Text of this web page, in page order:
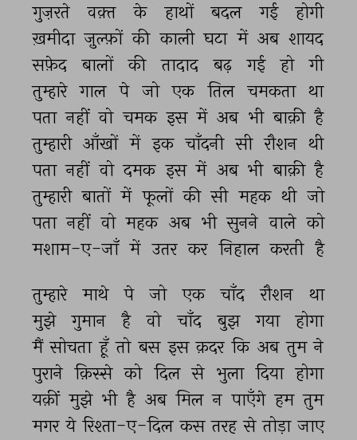
गुज़रते
वक़्त के हाथों बदल गई
होगी
ख़मीदा ज़ुल्फ़ों की काली घटा में अब शायद
सफ़ेद
बालों की तादाद बढ़ गई हो
गी
तुम्हारे गाल पे जो एक तिल चमकता था
पता नहीं वो चमक इस में अब भी बाक़ी है
तुम्हारी आँखों में इक चाँदनी सी रौशन थी
पता नहीं वो दमक इस में अब भी बाक़ी है
तुम्हारी बातों में फूलों की सी महक थी जो
पता नहीं वो महक अब भी सुनने वाले को
मशाम-ए-जाँ में उतर कर निहाल करती है
तुम्हारे माथे पे जो एक चाँद रौशन
था
मुझे
गुमान है वो चाँद बुझ गया
होगा
मैं सोचता हूँ तो बस इस क़दर कि अब तुम ने
पुराने क़िस्से को दिल से भुला दिया होगा
यक़ीं मुझे भी है अब मिल न पाएँगे हम तुम
मगर ये रिश्ता-ए-दिल कस तरह से तोड़ा जाए